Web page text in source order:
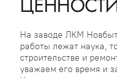
На заводе ЛКМ
работы лежат наука,
строительстве и
уважаем его время и